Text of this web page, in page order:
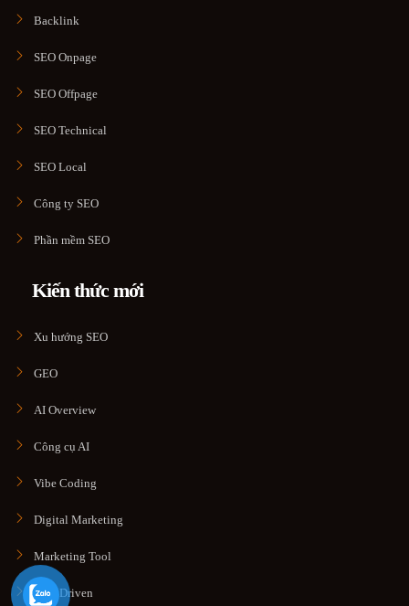
Backlink
SEO Onpage
SEO Offpage
SEO Technical
SEO Local
Công ty SEO
Phần mềm SEO
Kiến thức mới
Xu hướng SEO
GEO
AI Overview
Công cụ AI
Vibe Coding
Digital Marketing
Marketing Tool
Data Driven